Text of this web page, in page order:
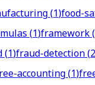
(1)food-
(1)framework(
(1)fraud-detection(2
accounting(1)